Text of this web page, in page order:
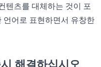
텐츠를 대체하는 것이 포
언어로 표현하면서 유창한
해결하십시오